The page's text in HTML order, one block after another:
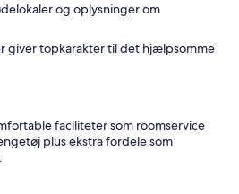
og oplysninger om
giver topkarakter til det hjælpsomme
faciliteter som roomservice
plus ekstra fordele som